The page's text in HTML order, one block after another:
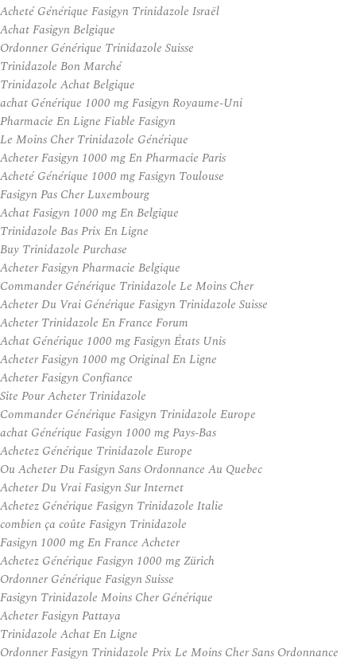
Acheté Générique Fasigyn Trinidazole Israël
Achat Fasigyn Belgique
Ordonner Générique Trinidazole Suisse
Trinidazole Bon Marché
Trinidazole Achat Belgique
achat Générique 1000 mg Fasigyn Royaume-Uni
Pharmacie En Ligne Fiable Fasigyn
Le Moins Cher Trinidazole Générique
Acheter Fasigyn 1000 mg En Pharmacie Paris
Acheté Générique 1000 mg Fasigyn Toulouse
Fasigyn Pas Cher Luxembourg
Achat Fasigyn 1000 mg En Belgique
Trinidazole Bas Prix En Ligne
Buy Trinidazole Purchase
Acheter Fasigyn Pharmacie Belgique
Commander Générique Trinidazole Le Moins Cher
Acheter Du Vrai Générique Fasigyn Trinidazole Suisse
Acheter Trinidazole En France Forum
Achat Générique 1000 mg Fasigyn États Unis
Acheter Fasigyn 1000 mg Original En Ligne
Acheter Fasigyn Confiance
Site Pour Acheter Trinidazole
Commander Générique Fasigyn Trinidazole Europe
achat Générique Fasigyn 1000 mg Pays-Bas
Achetez Générique Trinidazole Europe
Ou Acheter Du Fasigyn Sans Ordonnance Au Quebec
Acheter Du Vrai Fasigyn Sur Internet
Achetez Générique Fasigyn Trinidazole Italie
combien ça coûte Fasigyn Trinidazole
Fasigyn 1000 mg En France Acheter
Achetez Générique Fasigyn 1000 mg Zürich
Ordonner Générique Fasigyn Suisse
Fasigyn Trinidazole Moins Cher Générique
Acheter Fasigyn Pattaya
Trinidazole Achat En Ligne
Ordonner Fasigyn Trinidazole Prix Le Moins Cher Sans Ordonnance